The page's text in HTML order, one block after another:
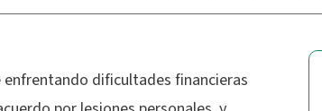
dificultades financieras